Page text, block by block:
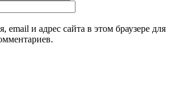
email и адрес сайта в этом браузере для